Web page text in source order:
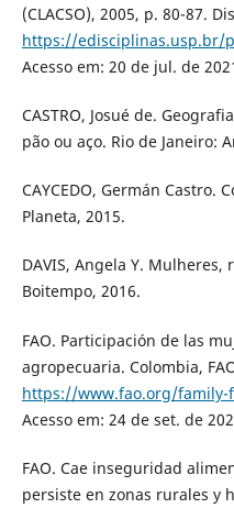
(CLACSO), 2005, p. 80-87.
https://edisciplinas.usp.br/
Acesso em: 20 de jul. de
CASTRO, Josué de.
pão ou aço. Rio de Janeiro:
CAYCEDO, Germán Castro.
Planeta, 2015.
DAVIS, Angela Y. Mulheres,
Boitempo, 2016.
FAO. Participación de las
agropecuaria. Colombia,
https://www.fao.org/
Acesso em: 24 de set. de
FAO. Cae inseguridad
persiste en zonas rurales y